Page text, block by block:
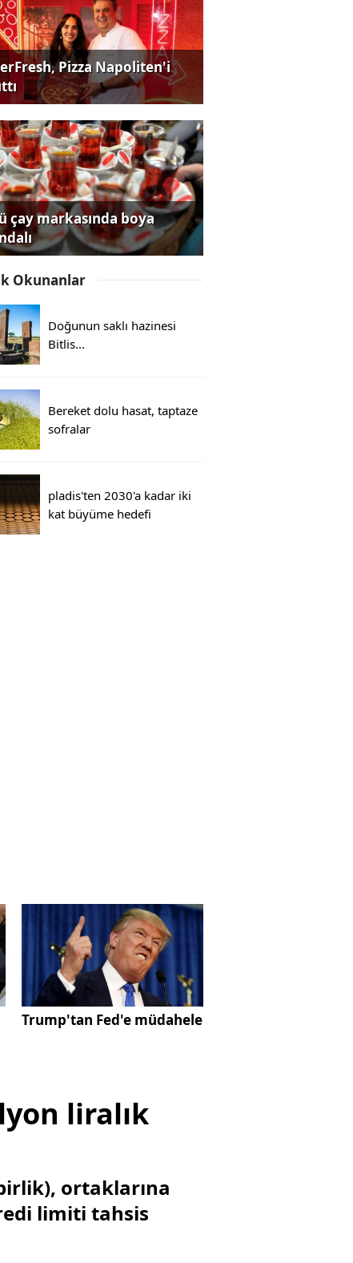
Pizza Napoliten'i
çay markasında boya
Okunanlar
Doğunun saklı hazinesi
Bitlis...
Bereket dolu hasat, taptaze
sofralar
pladis'ten 2030'a kadar iki
kat büyüme hedefi
Trump'tan Fed'e müdahele
liralık
ortaklarına
limiti tahsis